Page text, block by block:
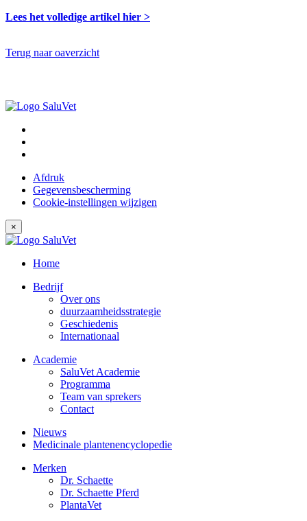
Lees het volledige artikel hier >
Terug naar oaverzicht
Afdruk
Gegevensbescherming
Cookie-instellingen wijzigen
×
Home
Bedrijf
Over ons
duurzaamheidsstrategie
Geschiedenis
Internationaal
Academie
SaluVet Academie
Programma
Team van sprekers
Contact
Nieuws
Medicinale plantenencyclopedie
Merken
Dr. Schaette
Dr. Schaette Pferd
PlantaVet